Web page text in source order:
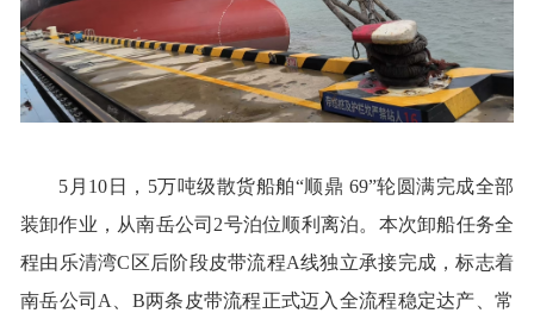
5月10日，5万吨级散货船舶“顺鼎 69”轮圆满完成全部
装卸作业，从南岳公司2号泊位顺利离泊。本次卸船任务全
程由乐清湾C区后阶段皮带流程A线独立承接完成，标志着
南岳公司A、B两条皮带流程正式迈入全流程稳定达产、常